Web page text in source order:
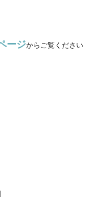
ージからご覧ください